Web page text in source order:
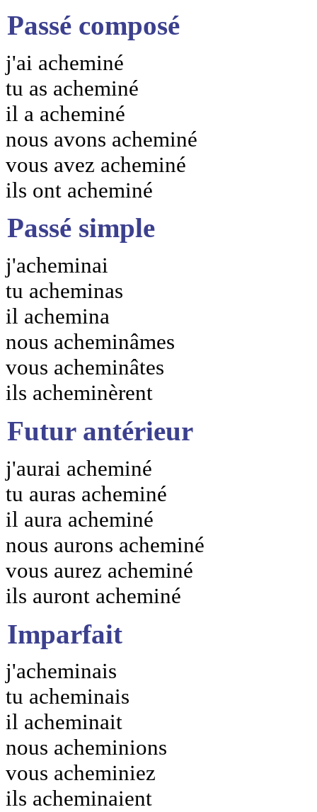
Passé composé
j'ai acheminé
tu as acheminé
il a acheminé
nous avons acheminé
vous avez acheminé
ils ont acheminé
Passé simple
j'acheminai
tu acheminas
il achemina
nous acheminâmes
vous acheminâtes
ils acheminèrent
Futur antérieur
j'aurai acheminé
tu auras acheminé
il aura acheminé
nous aurons acheminé
vous aurez acheminé
ils auront acheminé
Imparfait
j'acheminais
tu acheminais
il acheminait
nous acheminions
vous acheminiez
ils acheminaient